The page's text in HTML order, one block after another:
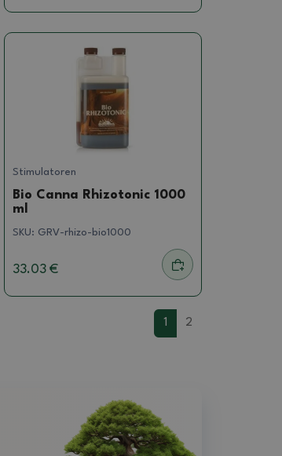
Stimulatoren
Bio Canna Rhizotonic 1000
ml
SKU: GRV-rhizo-bio1000
33.03 €
1 2